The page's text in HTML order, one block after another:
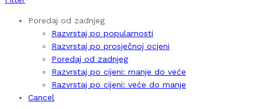
Poredaj od zadnjeg
Razvrstaj po popularnosti
Razvrstaj po prosječnoj ocjeni
Poredaj od zadnjeg
Razvrstaj po cijeni: manje do veće
Razvrstaj po cijeni: veće do manje
Cancel